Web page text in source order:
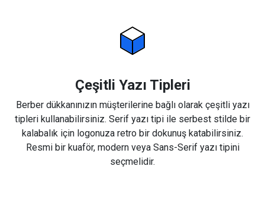
Çeşitli Yazı Tipleri
Berber dükkanınızın müşterilerine bağlı olarak çeşitli yazı
tipleri kullanabilirsiniz. Serif yazı tipi ile serbest stilde bir
kalabalık için logonuza retro bir dokunuş katabilirsiniz.
Resmi bir kuaför, modern veya Sans-Serif yazı tipini
seçmelidir.